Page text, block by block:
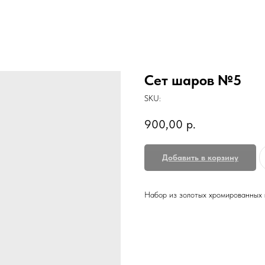
Сет шаров №5
SKU:
900,00 р.
Добавить в корзину
Набор из золотых хромированных